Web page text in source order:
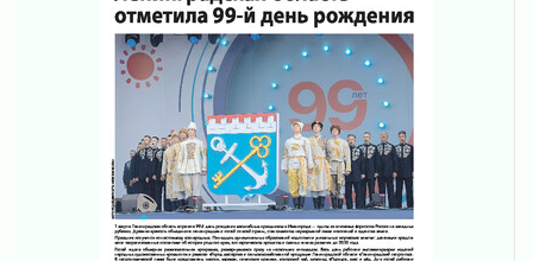
Итоги конкурса «Лучший работник
Кадрового центра – 2026» подведены!
04 августа 2026
Ставка на дисциплину на перекрестках
В Ленобласти растет потребление
мобильного трафика
04 августа 2026
Полумрак бьёт по карману
04 августа 2026